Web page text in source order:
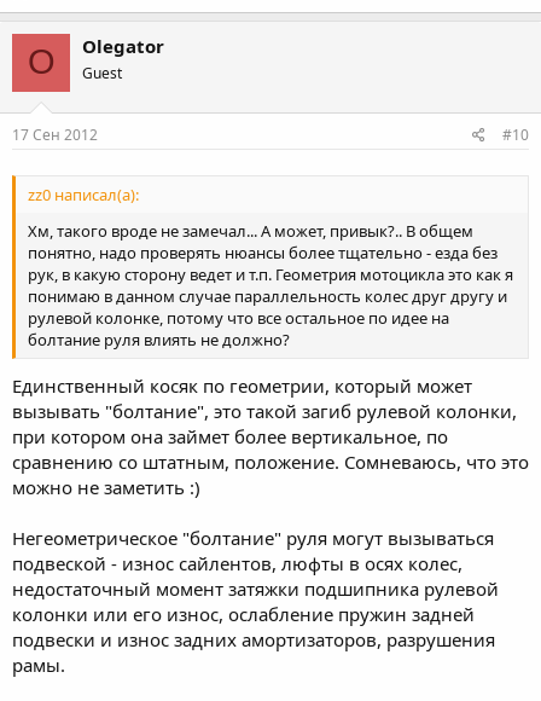
O Olegator
Guest
17 Сен 2012 #10
zz0 написал(а):
Хм, такого вроде не замечал... А может, привык?.. В общем
понятно, надо проверять нюансы более тщательно - езда без
рук, в какую сторону ведет и т.п. Геометрия мотоцикла это как я
понимаю в данном случае параллельность колес друг другу и
рулевой колонке, потому что все остальное по идее на
болтание руля влиять не должно?
Единственный косяк по геометрии, который может
вызывать "болтание", это такой загиб рулевой колонки,
при котором она займет более вертикальное, по
сравнению со штатным, положение. Сомневаюсь, что это
можно не заметить :)
Негеометрическое "болтание" руля могут вызываться
подвеской - износ сайлентов, люфты в осях колес,
недостаточный момент затяжки подшипника рулевой
колонки или его износ, ослабление пружин задней
подвески и износ задних амортизаторов, разрушения
рамы.